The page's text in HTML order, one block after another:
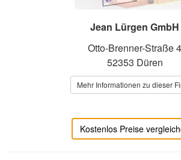
Jean Lürgen GmbH
Otto-Brenner-Straße 4
52353 Düren
Mehr Informationen zu dieser
Kostenlos Preise